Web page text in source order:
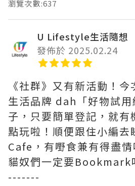
瀏覽次數:637
U Lifestyle生活隨想
發佈於 2025.02.24
《社群》又有新活動！
生活品牌 dah「好物試
子，只要簡單登記，就有
點玩啦！順便跟住小編去
Cafe，有嘢食兼有得盡情
貓奴們一定要Bookmark
-------